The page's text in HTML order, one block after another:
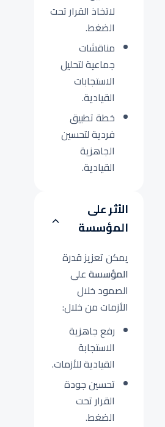
لاتخاذ القرار تحت
الضغط.
مناقشات
جماعية لتحليل
الاستجابات
القيادية.
خطة تطبيق
فردية لتحسين
الجاهزية
القيادية.
الأثر على
المؤسسة
يمكن تعزيز قدرة
المؤسسةعلى
الصمود خلال
الأزمات من خلال:
رفع جاهزية
الاستجابة
القيادية للأزمات.
تحسين جودة
القرار تحت
الضغط.